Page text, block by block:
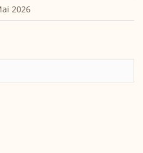
2026